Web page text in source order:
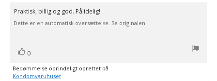
ud
af
5
Tekst
til
Praktisk, billig og god. Pålidelig!
Dette er en automatisk oversættelse. Se originalen.
Stem
op
0
Bedømmelse oprindeligt oprettet på
Kondomvaruhuset